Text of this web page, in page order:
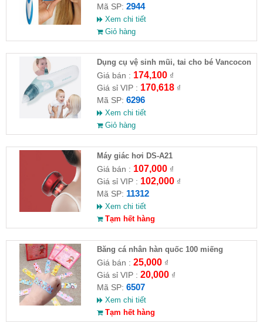
Mã SP: 2944
Xem chi tiết
Giỏ hàng
Dụng cụ vệ sinh mũi, tai cho bé Vancocon
Giá bán : 174,100₫
Giá sỉ VIP : 170,618₫
Mã SP: 6296
Xem chi tiết
Giỏ hàng
Máy giác hơi DS-A21
Giá bán : 107,000₫
Giá sỉ VIP : 102,000₫
Mã SP: 11312
Xem chi tiết
Tạm hết hàng
Băng cá nhân hàn quốc 100 miếng
Giá bán : 25,000₫
Giá sỉ VIP : 20,000₫
Mã SP: 6507
Xem chi tiết
Tạm hết hàng